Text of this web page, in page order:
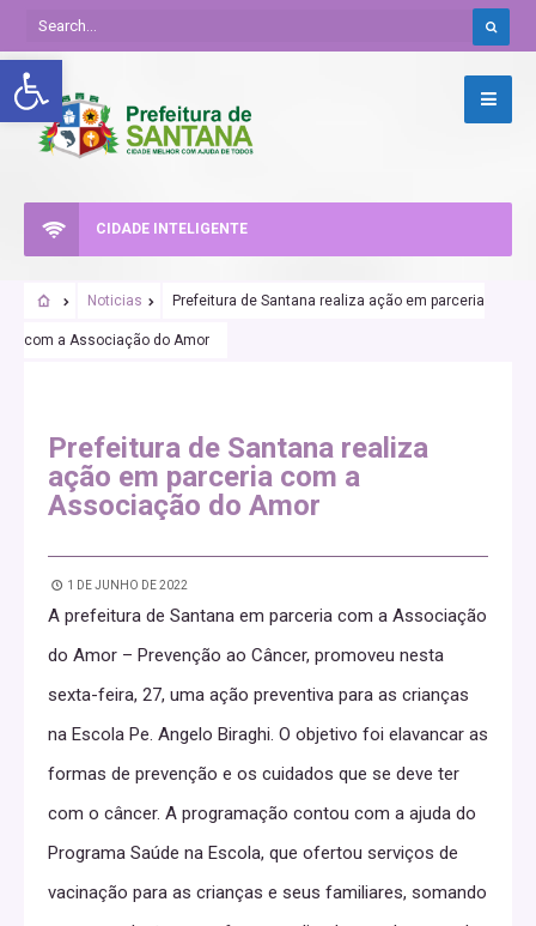
Abrir a barra de ferramentas
CIDADE INTELIGENTE
Noticias Prefeitura de Santana realiza ação em parceria
com a Associação do Amor
Prefeitura de Santana realiza
ação em parceria com a
Associação do Amor
1 DE JUNHO DE 2022
A prefeitura de Santana em parceria com a Associação
do Amor – Prevenção ao Câncer, promoveu nesta
sexta-feira, 27, uma ação preventiva para as crianças
na Escola Pe. Angelo Biraghi. O objetivo foi elavancar as
formas de prevenção e os cuidados que se deve ter
com o câncer. A programação contou com a ajuda do
Programa Saúde na Escola, que ofertou serviços de
vacinação para as crianças e seus familiares, somando